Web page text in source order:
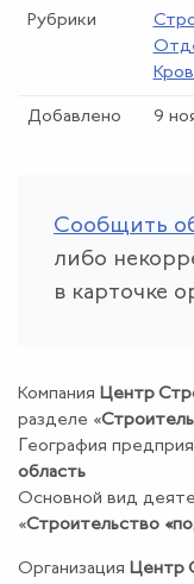
Рубрики
Добавлено 9
Сообщить
либо
в карточке
Компания Центр
разделе «
География
область
Основной вид
«Строительство
Организация Центр